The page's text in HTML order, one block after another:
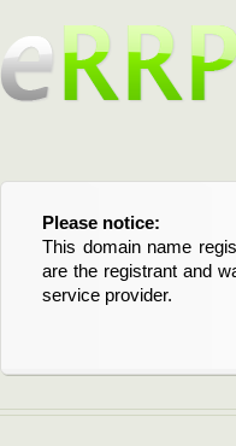
Please notice:
This domain name
are the registrant and
service provider.
Bitte beachten Sie:
Diese
Domain stehen an.
verlängern möchten,